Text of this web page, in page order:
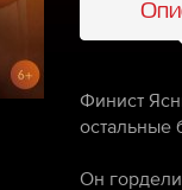
Финист
остальные
Он